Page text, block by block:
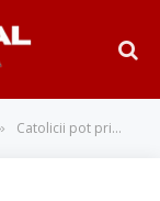
Catolicii pot primi transplanturi de organe de la animale, conform unui anunţ făcut de Vatican. „Îndrumări etice” pe 88 de pagini